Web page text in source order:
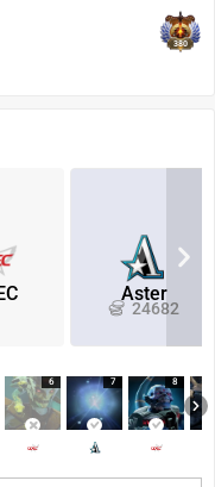
380
Aster
24682
6 7 8